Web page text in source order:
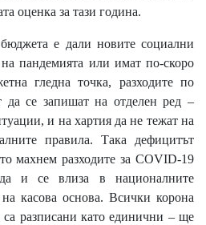
оценка за тази година.
е дали новите социални
пандемията или имат по-скоро
гледна точка, разходите по
да се запишат на отделен ред –
и на хартия да не тежат на
правила. Така дефицитът
махнем разходите за COVID-19
и се влиза в националните
касова основа. Всички корона
разписани като единични – ще